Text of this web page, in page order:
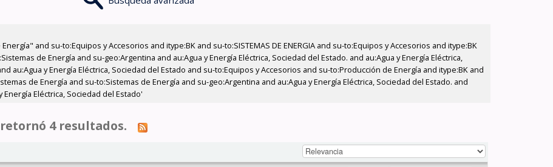
and su-to:Equipos y Accesorios and itype:BK and su-to:SISTEMAS DE ENERGIA and su-to:Equipos y Accesorios and itype:BK
de Energía and su-geo:Argentina and au:Agua y Energía Eléctrica, Sociedad del Estado. and au:Agua y Energía Eléctrica,
au:Agua y Energía Eléctrica, Sociedad del Estado and su-to:Equipos y Accesorios and su-to:Producción de Energía and itype:BK and
de Energía and su-to:Sistemas de Energía and su-geo:Argentina and au:Agua y Energía Eléctrica, Sociedad del Estado. and
Eléctrica, Sociedad del Estado'
4 resultados.